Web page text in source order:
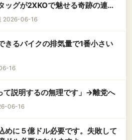
ッグが2XKOで魅せる奇跡の連携
2026-06-16
きるバイクの排気量で1番小さい
16
て説明するの無理です」→離党へ
06-16
めに５億ドル必要です。失敗して